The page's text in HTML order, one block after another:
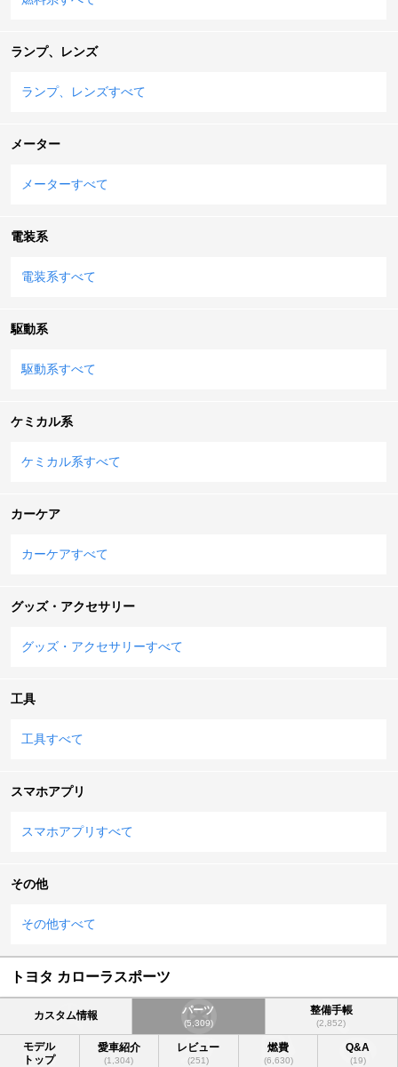
ランプ、レンズ
ランプ、レンズすべて
メーター
メーターすべて
電装系
電装系すべて
駆動系
駆動系すべて
ケミカル系
ケミカル系すべて
カーケア
カーケアすべて
グッズ・アクセサリー
グッズ・アクセサリーすべて
工具
工具すべて
スマホアプリ
スマホアプリすべて
その他
その他すべて
トヨタ カローラスポーツ
カスタム情報 パーツ
(5,309)
整備手帳
(2,852)
モデル
トップ
愛車紹介
(1,304)
レビュー
(251)
燃費
(6,630)
Q&A
(19)